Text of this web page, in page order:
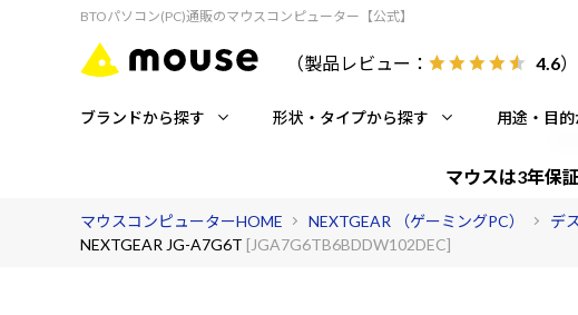
BTOパソコン(PC)通販のマウスコンピューター【公式】
（製品レビュー： 4.6）
ブランドから探す 形状・タイプから探す 用途・目
マウスは3年保
マウスコンピューターHOME NEXTGEAR （ゲーミングPC） デ
NEXTGEAR JG-A7G6T [JGA7G6TB6BDDW102DEC]